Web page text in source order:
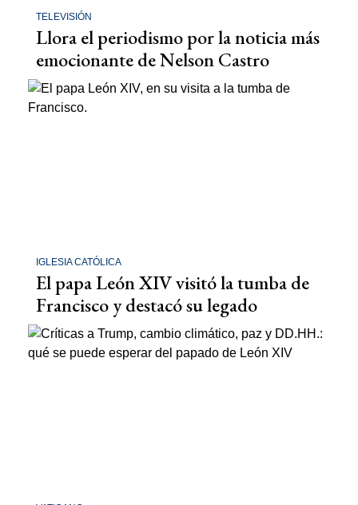
TELEVISIÓN
Llora el periodismo por la noticia más
emocionante de Nelson Castro
IGLESIA CATÓLICA
El papa León XIV visitó la tumba de
Francisco y destacó su legado